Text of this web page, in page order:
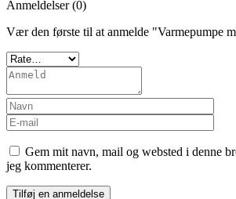
Anmeldelser (0)
Vær den første til at anmelde "Varmepumpe
Gem mit navn, mail og websted i denne
jeg kommenterer.